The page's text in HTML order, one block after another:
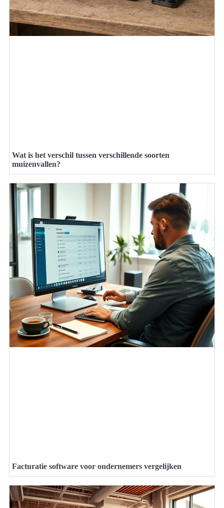
Wat is het verschil tussen verschillende soorten
muizenvallen?
Facturatie software voor ondernemers vergelijken